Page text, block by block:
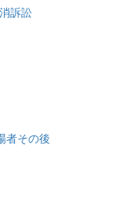
訴訟
者その後